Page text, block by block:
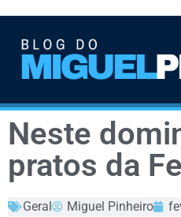
Neste
pratos da
Geral Miguel Pinheiro